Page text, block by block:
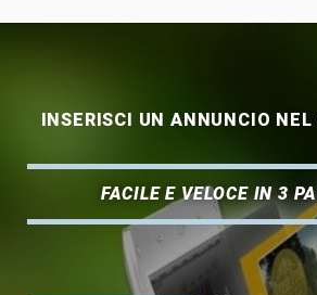
INSERISCI UN ANNUNCIO
FACILE E VELOCE IN 3